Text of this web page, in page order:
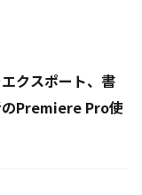
クスポート、書
のPremiere Pro使